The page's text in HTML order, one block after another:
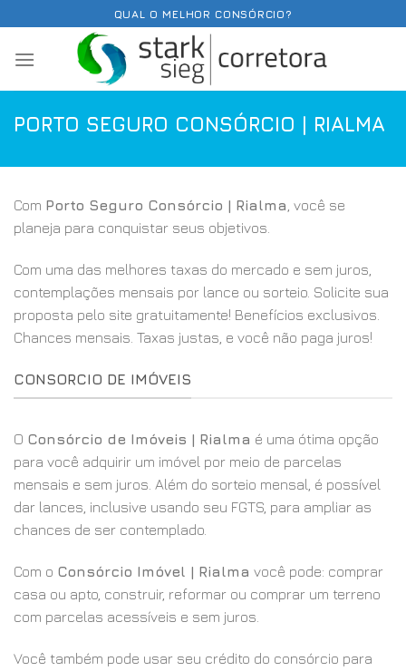
content
QUAL O MELHOR CONSÓRCIO?
PORTO SEGURO CONSÓRCIO | RIALMA
Com Porto Seguro Consórcio | Rialma , você se
planeja para conquistar seus objetivos.
Com uma das melhores taxas do mercado e sem juros,
contemplações mensais por lance ou sorteio. Solicite sua
proposta pelo site gratuitamente! Benefícios exclusivos.
Chances mensais. Taxas justas, e você não paga juros!
CONSORCIO DE IMÓVEIS
O Consórcio de Imóveis | Rialma é uma ótima opção
para você adquirir um imóvel por meio de parcelas
mensais e sem juros. Além do sorteio mensal, é possível
dar lances, inclusive usando seu FGTS, para ampliar as
chances de ser contemplado.
Com o Consórcio Imóvel | Rialma você pode: comprar
casa ou apto, construir, reformar ou comprar um terreno
com parcelas acessíveis e sem juros.
Você também pode usar seu crédito do consórcio para